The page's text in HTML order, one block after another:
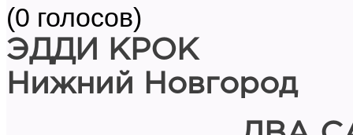
(0 голосов)
ЭДДИ КРОК
Нижний Новгород